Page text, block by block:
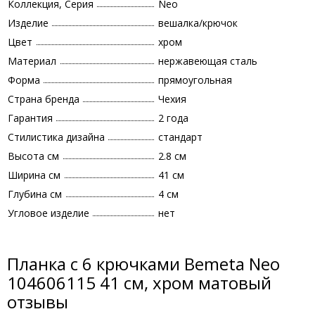
Коллекция, Серия
Neo
Изделие
вешалка/крючок
Цвет
хром
Материал
нержавеющая сталь
Форма
прямоугольная
Страна бренда
Чехия
Гарантия
2 года
Стилистика дизайна
стандарт
Высота см
2.8 см
Ширина см
41 см
Глубина см
4 см
Угловое изделие
нет
Планка с 6 крючками Bemeta Neo
104606115 41 см, хром матовый
отзывы